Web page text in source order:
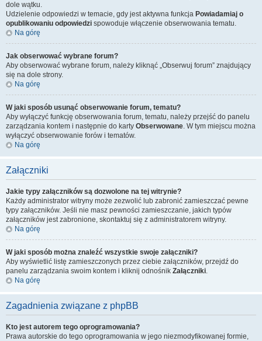
dole wątku.
Udzielenie odpowiedzi w temacie, gdy jest aktywna funkcja Powiadamiaj o
opublikowaniu odpowiedzi spowoduje włączenie obserwowania tematu.
Na górę
Jak obserwować wybrane forum?
Aby obserwować wybrane forum, należy kliknąć „Obserwuj forum” znajdujący
się na dole strony.
Na górę
W jaki sposób usunąć obserwowanie forum, tematu?
Aby wyłączyć funkcję obserwowania forum, tematu, należy przejść do panelu
zarządzania kontem i następnie do karty Obserwowane. W tym miejscu można
wyłączyć obserwowanie forów i tematów.
Na górę
Załączniki
Jakie typy załączników są dozwolone na tej witrynie?
Każdy administrator witryny może zezwolić lub zabronić zamieszczać pewne
typy załączników. Jeśli nie masz pewności zamieszczanie, jakich typów
załączników jest zabronione, skontaktuj się z administratorem witryny.
Na górę
W jaki sposób można znaleźć wszystkie swoje załączniki?
Aby wyświetlić listę zamieszczonych przez ciebie załączników, przejdź do
panelu zarządzania swoim kontem i kliknij odnośnik Załączniki.
Na górę
Zagadnienia związane z phpBB
Kto jest autorem tego oprogramowania?
Prawa autorskie do tego oprogramowania w jego niezmodyfikowanej formie,